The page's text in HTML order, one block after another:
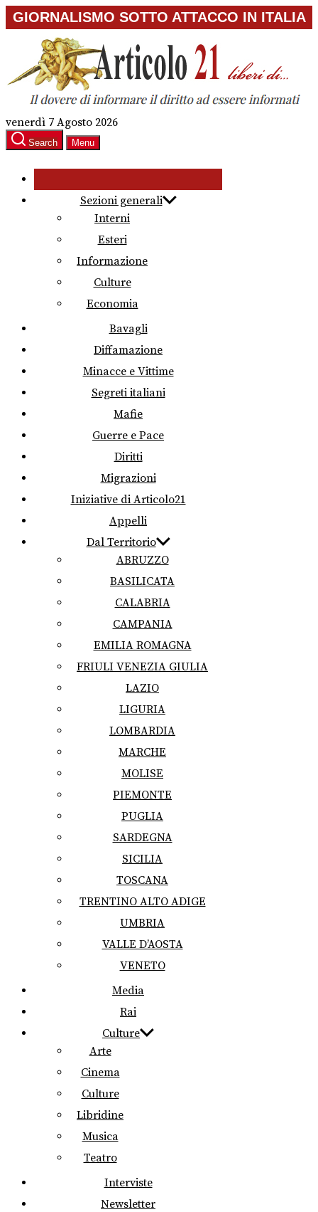
Skip
to
content
GIORNALISMO SOTTO ATTACCO IN ITALIA
venerdì 7 Agosto 2026
Search Menu
Sezioni generali
Interni
Esteri
Informazione
Culture
Economia
Bavagli
Diffamazione
Minacce e Vittime
Segreti italiani
Mafie
Guerre e Pace
Diritti
Migrazioni
Iniziative di Articolo21
Appelli
Dal Territorio
ABRUZZO
BASILICATA
CALABRIA
CAMPANIA
EMILIA ROMAGNA
FRIULI VENEZIA GIULIA
LAZIO
LIGURIA
LOMBARDIA
MARCHE
MOLISE
PIEMONTE
PUGLIA
SARDEGNA
SICILIA
TOSCANA
TRENTINO ALTO ADIGE
UMBRIA
VALLE D’AOSTA
VENETO
Media
Rai
Culture
Arte
Cinema
Culture
Libridine
Musica
Teatro
Interviste
Newsletter